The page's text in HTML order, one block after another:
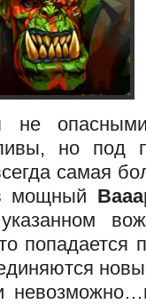
не
но под
самая
мощный
попадается